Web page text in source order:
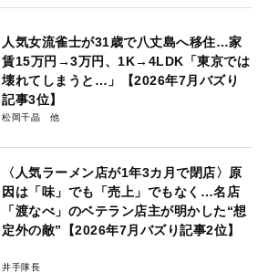
人気女流雀士が31歳で八丈島へ移住…家
賃15万円→3万円、1K→4LDK「東京では
壊れてしまうと…」【2026年7月バズり
記事3位】
松岡千晶
〈人気ラーメン店が1年3カ月で閉店〉原
因は「味」でも「売上」でもなく…名店
「渡なべ」のベテラン店主が明かした“想
定外の敵”【2026年7月バズり記事2位】
井手隊長